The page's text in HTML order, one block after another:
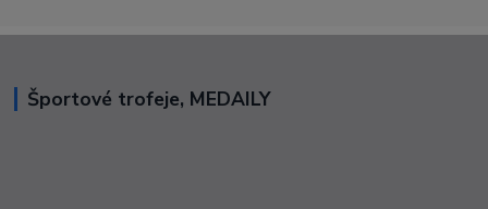
Športové trofeje, MEDAILY